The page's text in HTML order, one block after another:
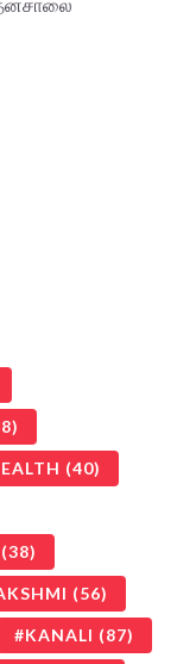
(40)
(38)
(56)
KANALI (87)